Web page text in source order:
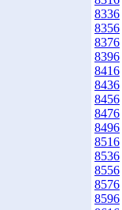
8336
8356
8376
8396
8416
8436
8456
8476
8496
8516
8536
8556
8576
8596